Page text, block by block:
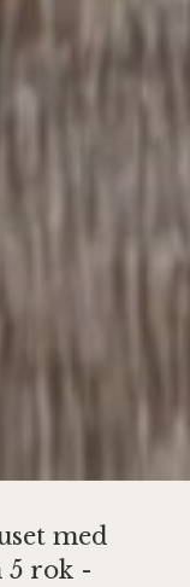
med
5 rok -